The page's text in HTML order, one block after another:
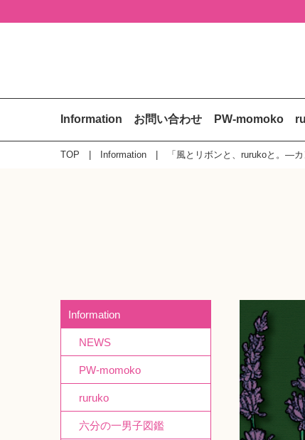
Information お問い合わせ PW-momoko
TOP Information 「風とリボンと、rurukoと。—
Information
NEWS
PW-momoko
ruruko
六分の一男子図鑑